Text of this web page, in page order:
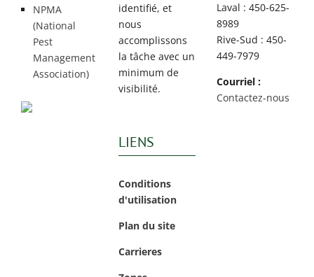
NPMA
(National
Pest
Management
Association)
identifié, et
nous
accomplissons
la tâche avec un
minimum de
visibilité.
LIENS
Conditions
d'utilisation
Plan du site
Carrieres
Laval : 450-625-
8989
Rive-Sud : 450-
449-7979
Courriel :
Contactez-nous